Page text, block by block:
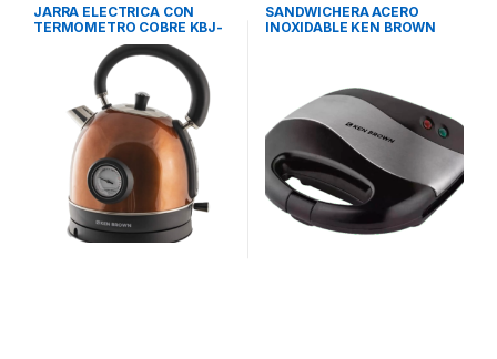
JARRA ELECTRICA CON
TERMOMETRO COBRE KBJ-
126 D KEN BROWN
SANDWICHERA ACERO
INOXIDABLE KEN BROWN